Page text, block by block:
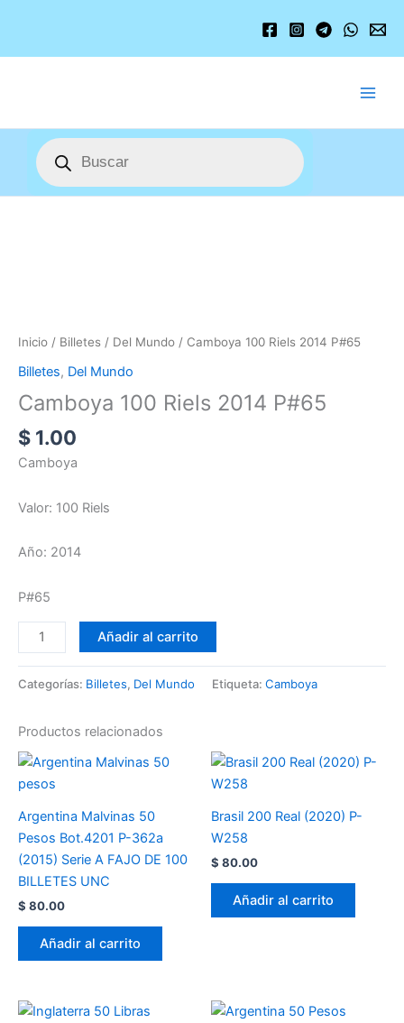
contenido
Búsqueda
de
productos
Inicio / Billetes / Del Mundo / Camboya 100 Riels 2014 P#65
Billetes, Del Mundo
Camboya 100 Riels 2014 P#65
$ 1.00
Camboya
Valor: 100 Riels
Año: 2014
P#65
Añadir al carrito
Categorías: Billetes, Del Mundo Etiqueta: Camboya
Productos relacionados
Argentina Malvinas 50
Pesos Bot.4201 P-362a
(2015) Serie A FAJO DE 100
BILLETES UNC
$ 80.00
Añadir al carrito
Brasil 200 Real (2020) P-
W258
$ 80.00
Añadir al carrito